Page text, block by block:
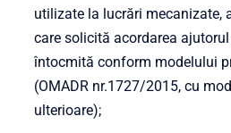
utilizate la lucrări mecanizate,
care solicită acordarea
întocmită conform modelului
(OMADR nr.1727/2015, cu
ulterioare);